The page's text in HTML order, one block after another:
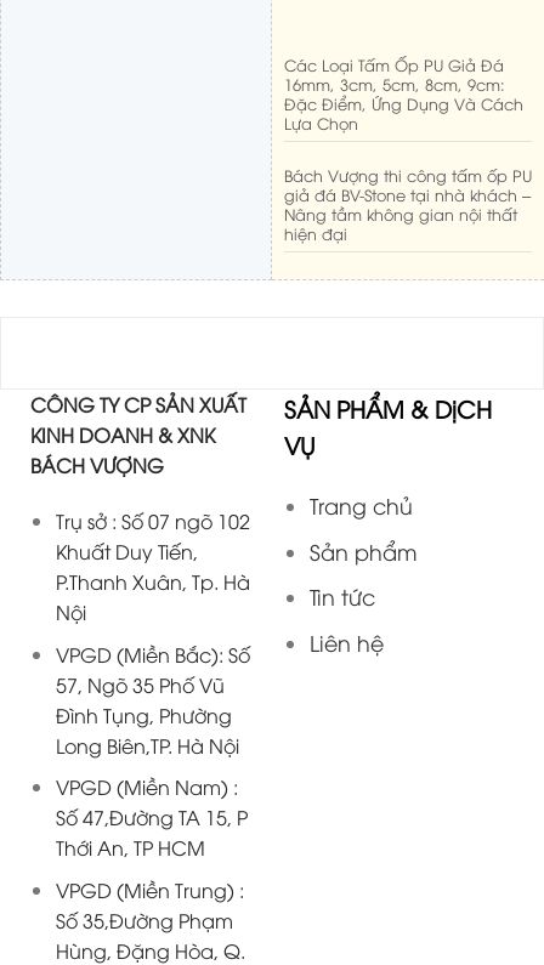
Các Loại Tấm Ốp PU Giả Đá
16mm, 3cm, 5cm, 8cm, 9cm:
Đặc Điểm, Ứng Dụng Và Cách
Lựa Chọn
Bách Vượng thi công tấm ốp PU
giả đá BV-Stone tại nhà khách –
Nâng tầm không gian nội thất
hiện đại
CÔNG TY CP SẢN XUẤT
KINH DOANH & XNK
BÁCH VƯỢNG
Trụ sở : Số 07 ngõ 102
Khuất Duy Tiến,
P.Thanh Xuân, Tp. Hà
Nội
VPGD (Miền Bắc): Số
57, Ngõ 35 Phố Vũ
Đình Tụng, Phường
Long Biên,TP. Hà Nội
VPGD (Miền Nam) :
Số 47,Đường TA 15, P
Thới An, TP HCM
VPGD (Miền Trung) :
Số 35,Đường Phạm
Hùng, Đặng Hòa, Q.
SẢN PHẨM & DịCH
VỤ
Trang chủ
Sản phẩm
Tin tức
Liên hệ